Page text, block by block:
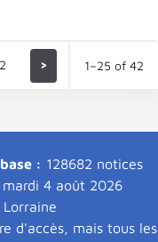
> 1–25 of 42
: 128682 notices
mardi 4 août 2026
d'accès, mais tous les